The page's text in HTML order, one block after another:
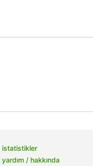
istatistikler
yardım / hakkında